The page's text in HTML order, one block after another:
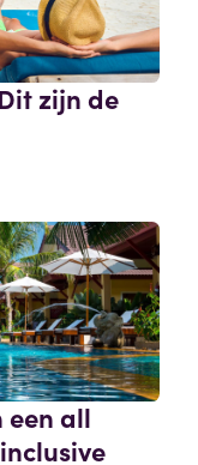
zijn de
een all